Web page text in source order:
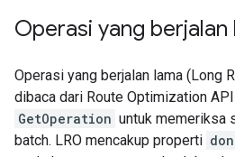
Operasi yang berjalan
Operasi yang berjalan lama (Long
dibaca dari Route Optimization
GetOperation untuk memeriksa
batch. LRO mencakup properti